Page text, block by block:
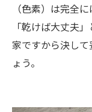
（色素）は完全
「乾けば大丈夫
家ですから決し
ょう。